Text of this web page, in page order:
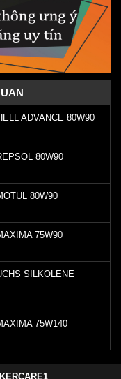
ADVANCE 80W90
80W90
80W90
75W90
SILKOLENE
75W140